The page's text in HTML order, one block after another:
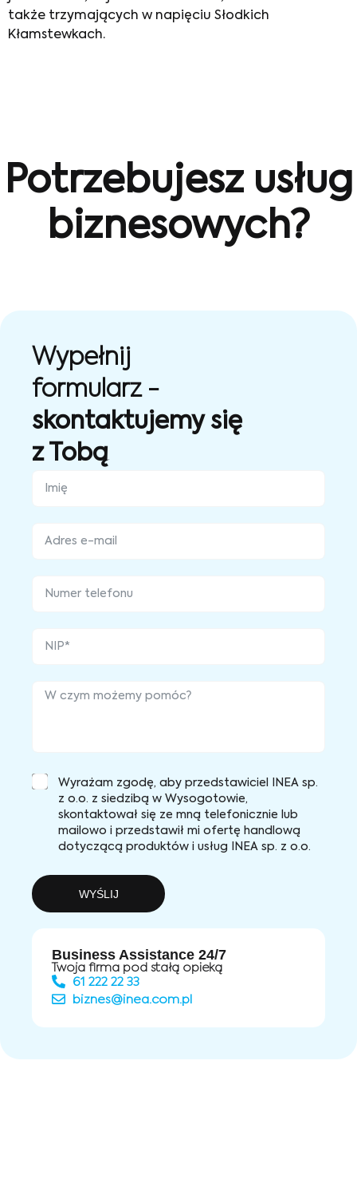
także trzymających w napięciu Słodkich
Kłamstewkach.
Potrzebujesz usług
biznesowych?
Wypełnij
formularz -
skontaktujemy się
z Tobą
Wyrażam zgodę, aby przedstawiciel INEA sp.
z o.o. z siedzibą w Wysogotowie,
skontaktował się ze mną telefonicznie lub
mailowo i przedstawił mi ofertę handlową
dotyczącą produktów i usług INEA sp. z o.o.
WYŚLIJ
Business Assistance 24/7
Twoja firma pod stałą opieką
61 222 22 33
biznes@inea.com.pl